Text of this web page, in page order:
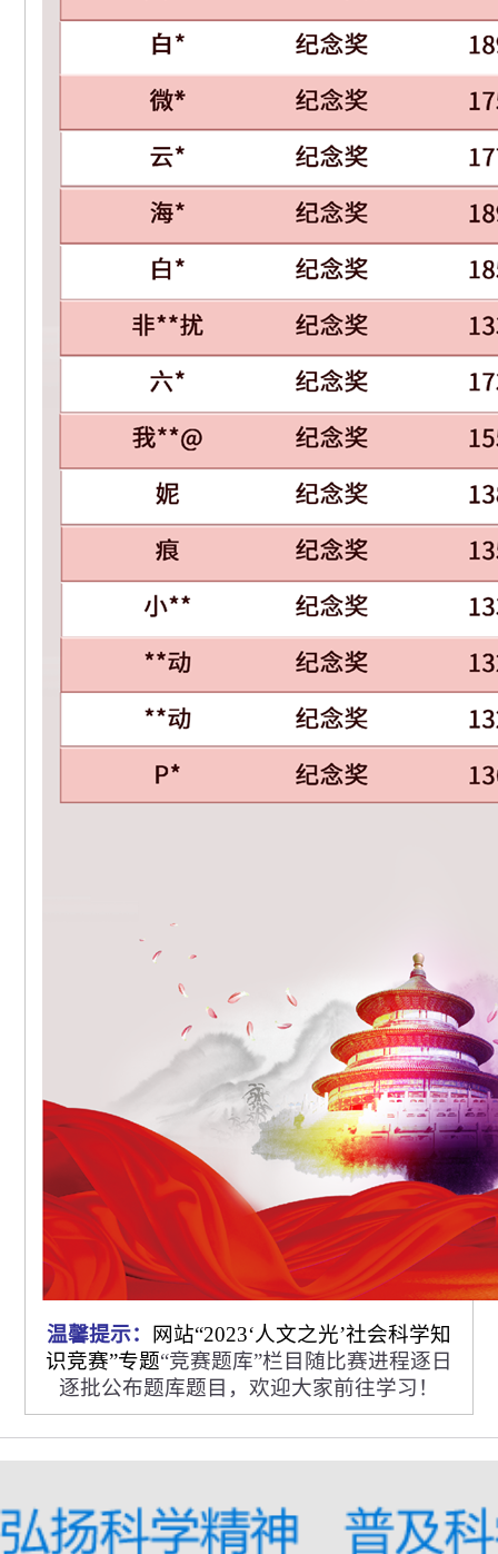
温馨提示：
网站“2023‘人文之光’社会科学知
识竞赛”专题“竞赛题库”栏目随比赛进程逐日
逐批公布题库题目，欢迎大家前往学习！